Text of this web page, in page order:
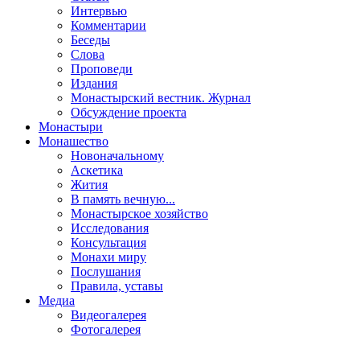
Интервью
Комментарии
Беседы
Слова
Проповеди
Издания
Монастырский вестник. Журнал
Обсуждение проекта
Монастыри
Монашество
Новоначальному
Аскетика
Жития
В память вечную...
Монастырское хозяйство
Исследования
Консультация
Монахи миру
Послушания
Правила, уставы
Медиа
Видеогалерея
Фотогалерея